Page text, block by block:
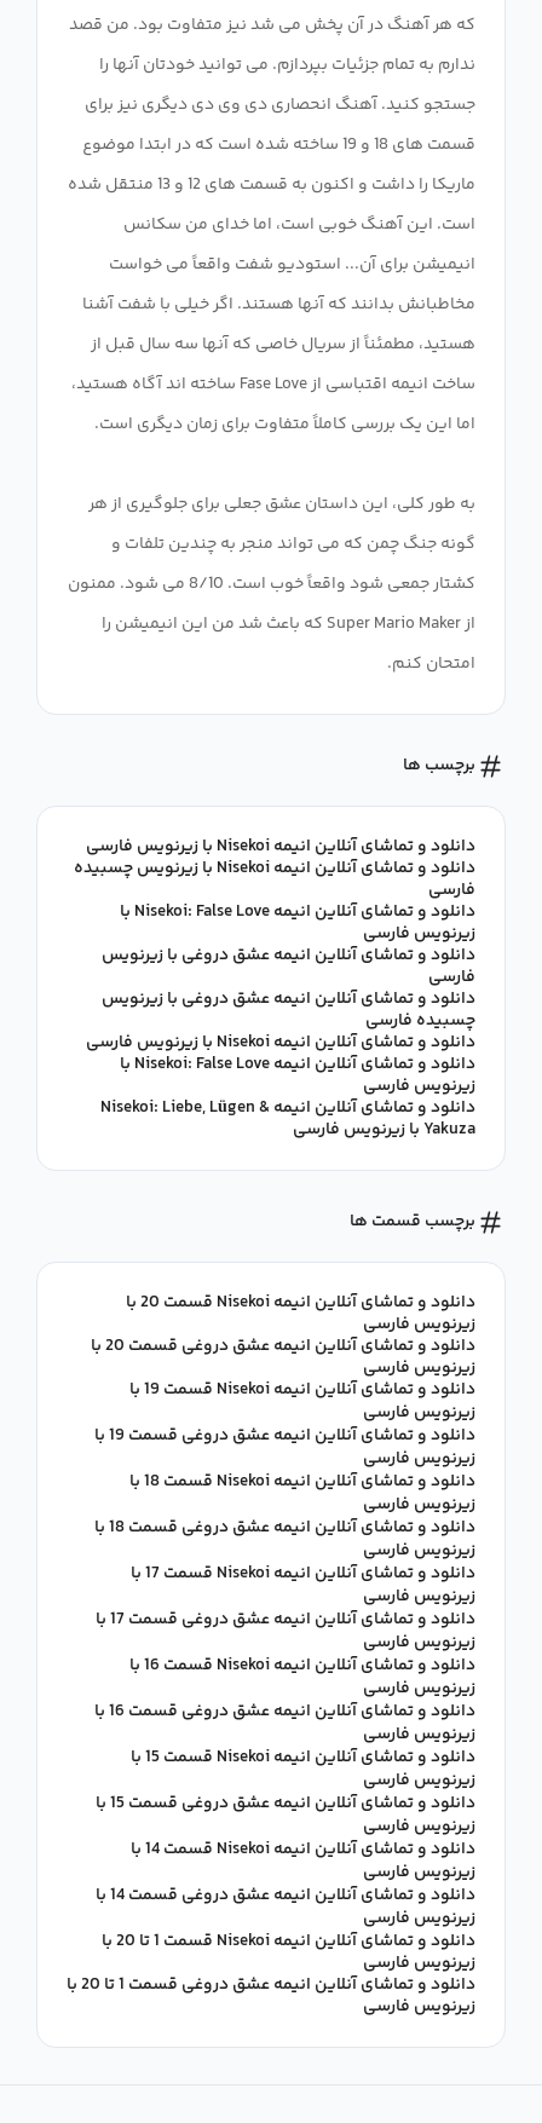
که هر آهنگ در آن پخش می شد نیز متفاوت بود. من قصد
ندارم به تمام جزئیات بپردازم. می توانید خودتان آنها را
جستجو کنید. آهنگ انحصاری دی وی دی دیگری نیز برای
قسمت های 18 و 19 ساخته شده است که در ابتدا موضوع
ماریکا را داشت و اکنون به قسمت های 12 و 13 منتقل شده
است. این آهنگ خوبی است، اما خدای من سکانس
انیمیشن برای آن... استودیو شفت واقعاً می خواست
مخاطبانش بدانند که آنها هستند. اگر خیلی با شفت آشنا
هستید، مطمئناً از سریال خاصی که آنها سه سال قبل از
ساخت انیمه اقتباسی از Fase Love ساخته اند آگاه هستید،
به طور کلی، این داستان عشق جعلی برای جلوگیری از هر
گونه جنگ چمن که می تواند منجر به چندین تلفات و
کشتار جمعی شود واقعاً خوب است. 8/10 می شود. ممنون
از Super Mario Maker که باعث شد من این انیمیشن را
امتحان کنم.
برچسب ها
دانلود و تماشای آنلاین انیمه Nisekoi با زیرنویس فارسی
دانلود و تماشای آنلاین انیمه Nisekoi با زیرنویس چسبیده
فارسی
دانلود و تماشای آنلاین انیمه Nisekoi: False Love با
زیرنویس فارسی
دانلود و تماشای آنلاین انیمه عشق دروغی با زیرنویس
فارسی
دانلود و تماشای آنلاین انیمه عشق دروغی با زیرنویس
چسبیده فارسی
دانلود و تماشای آنلاین انیمه Nisekoi با زیرنویس فارسی
دانلود و تماشای آنلاین انیمه Nisekoi: False Love با
زیرنویس فارسی
دانلود و تماشای آنلاین انیمه Nisekoi: Liebe, Lügen &
Yakuza با زیرنویس فارسی
برچسب قسمت ها
دانلود و تماشای آنلاین انیمه Nisekoi قسمت 20 با
زیرنویس فارسی
دانلود و تماشای آنلاین انیمه عشق دروغی قسمت 20 با
زیرنویس فارسی
دانلود و تماشای آنلاین انیمه Nisekoi قسمت 19 با
زیرنویس فارسی
دانلود و تماشای آنلاین انیمه عشق دروغی قسمت 19 با
زیرنویس فارسی
دانلود و تماشای آنلاین انیمه Nisekoi قسمت 18 با
زیرنویس فارسی
دانلود و تماشای آنلاین انیمه عشق دروغی قسمت 18 با
زیرنویس فارسی
دانلود و تماشای آنلاین انیمه Nisekoi قسمت 17 با
زیرنویس فارسی
دانلود و تماشای آنلاین انیمه عشق دروغی قسمت 17 با
زیرنویس فارسی
دانلود و تماشای آنلاین انیمه Nisekoi قسمت 16 با
زیرنویس فارسی
دانلود و تماشای آنلاین انیمه عشق دروغی قسمت 16 با
زیرنویس فارسی
دانلود و تماشای آنلاین انیمه Nisekoi قسمت 15 با
زیرنویس فارسی
دانلود و تماشای آنلاین انیمه عشق دروغی قسمت 15 با
زیرنویس فارسی
دانلود و تماشای آنلاین انیمه Nisekoi قسمت 14 با
زیرنویس فارسی
دانلود و تماشای آنلاین انیمه عشق دروغی قسمت 14 با
زیرنویس فارسی
دانلود و تماشای آنلاین انیمه Nisekoi قسمت 1 تا 20 با
زیرنویس فارسی
دانلود و تماشای آنلاین انیمه عشق دروغی قسمت 1 تا 20 با
زیرنویس فارسی